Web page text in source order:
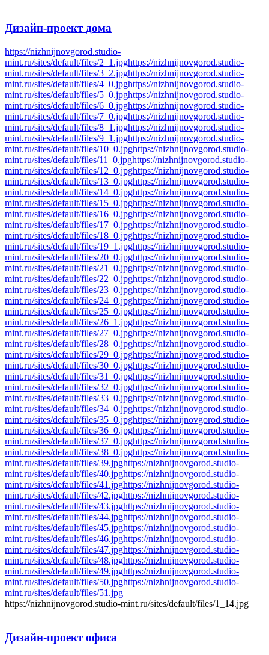
Дизайн-проект дома
https://nizhnijnovgorod.studio-
mint.ru/sites/default/files/2_1.jpghttps://nizhnijnovgorod.studio-
mint.ru/sites/default/files/3_2.jpghttps://nizhnijnovgorod.studio-
mint.ru/sites/default/files/4_0.jpghttps://nizhnijnovgorod.studio-
mint.ru/sites/default/files/5_0.jpghttps://nizhnijnovgorod.studio-
mint.ru/sites/default/files/6_0.jpghttps://nizhnijnovgorod.studio-
mint.ru/sites/default/files/7_0.jpghttps://nizhnijnovgorod.studio-
mint.ru/sites/default/files/8_1.jpghttps://nizhnijnovgorod.studio-
mint.ru/sites/default/files/9_1.jpghttps://nizhnijnovgorod.studio-
mint.ru/sites/default/files/10_0.jpghttps://nizhnijnovgorod.studio-
mint.ru/sites/default/files/11_0.jpghttps://nizhnijnovgorod.studio-
mint.ru/sites/default/files/12_0.jpghttps://nizhnijnovgorod.studio-
mint.ru/sites/default/files/13_0.jpghttps://nizhnijnovgorod.studio-
mint.ru/sites/default/files/14_0.jpghttps://nizhnijnovgorod.studio-
mint.ru/sites/default/files/15_0.jpghttps://nizhnijnovgorod.studio-
mint.ru/sites/default/files/16_0.jpghttps://nizhnijnovgorod.studio-
mint.ru/sites/default/files/17_0.jpghttps://nizhnijnovgorod.studio-
mint.ru/sites/default/files/18_0.jpghttps://nizhnijnovgorod.studio-
mint.ru/sites/default/files/19_1.jpghttps://nizhnijnovgorod.studio-
mint.ru/sites/default/files/20_0.jpghttps://nizhnijnovgorod.studio-
mint.ru/sites/default/files/21_0.jpghttps://nizhnijnovgorod.studio-
mint.ru/sites/default/files/22_0.jpghttps://nizhnijnovgorod.studio-
mint.ru/sites/default/files/23_0.jpghttps://nizhnijnovgorod.studio-
mint.ru/sites/default/files/24_0.jpghttps://nizhnijnovgorod.studio-
mint.ru/sites/default/files/25_0.jpghttps://nizhnijnovgorod.studio-
mint.ru/sites/default/files/26_1.jpghttps://nizhnijnovgorod.studio-
mint.ru/sites/default/files/27_0.jpghttps://nizhnijnovgorod.studio-
mint.ru/sites/default/files/28_0.jpghttps://nizhnijnovgorod.studio-
mint.ru/sites/default/files/29_0.jpghttps://nizhnijnovgorod.studio-
mint.ru/sites/default/files/30_0.jpghttps://nizhnijnovgorod.studio-
mint.ru/sites/default/files/31_0.jpghttps://nizhnijnovgorod.studio-
mint.ru/sites/default/files/32_0.jpghttps://nizhnijnovgorod.studio-
mint.ru/sites/default/files/33_0.jpghttps://nizhnijnovgorod.studio-
mint.ru/sites/default/files/34_0.jpghttps://nizhnijnovgorod.studio-
mint.ru/sites/default/files/35_0.jpghttps://nizhnijnovgorod.studio-
mint.ru/sites/default/files/36_0.jpghttps://nizhnijnovgorod.studio-
mint.ru/sites/default/files/37_0.jpghttps://nizhnijnovgorod.studio-
mint.ru/sites/default/files/38_0.jpghttps://nizhnijnovgorod.studio-
mint.ru/sites/default/files/39.jpghttps://nizhnijnovgorod.studio-
mint.ru/sites/default/files/40.jpghttps://nizhnijnovgorod.studio-
mint.ru/sites/default/files/41.jpghttps://nizhnijnovgorod.studio-
mint.ru/sites/default/files/42.jpghttps://nizhnijnovgorod.studio-
mint.ru/sites/default/files/43.jpghttps://nizhnijnovgorod.studio-
mint.ru/sites/default/files/44.jpghttps://nizhnijnovgorod.studio-
mint.ru/sites/default/files/45.jpghttps://nizhnijnovgorod.studio-
mint.ru/sites/default/files/46.jpghttps://nizhnijnovgorod.studio-
mint.ru/sites/default/files/47.jpghttps://nizhnijnovgorod.studio-
mint.ru/sites/default/files/48.jpghttps://nizhnijnovgorod.studio-
mint.ru/sites/default/files/49.jpghttps://nizhnijnovgorod.studio-
mint.ru/sites/default/files/50.jpghttps://nizhnijnovgorod.studio-
mint.ru/sites/default/files/51.jpg
https://nizhnijnovgorod.studio-mint.ru/sites/default/files/1_14.jpg
Дизайн-проектофиса